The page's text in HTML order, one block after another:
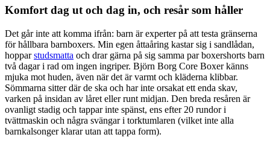
Komfort dag ut och dag in, och resår som håller
Det går inte att komma ifrån: barn är experter på att testa gränserna
för hållbara barnboxers. Min egen åttaåring kastar sig i sandlådan,
hopparstudsmatta och drar gärna på sig samma par boxershorts barn
två dagar i rad om ingen ingriper. Björn Borg Core Boxer känns
mjuka mot huden, även när det är varmt och kläderna klibbar.
Sömmarna sitter där de ska och har inte orsakat ett enda skav,
varken på insidan av låret eller runt midjan. Den breda resåren är
ovanligt stadig och tappar inte spänst, ens efter 20 rundor i
tvättmaskin och några svängar i torktumlaren (vilket inte alla
barnkalsonger klarar utan att tappa form).